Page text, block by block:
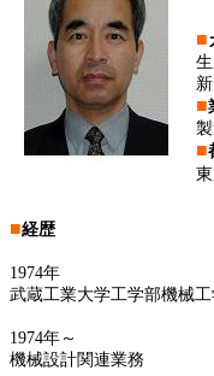
■
■
■
■経歴
1974年
武蔵工業大学工学部機械
1974年～
機械設計関連業務